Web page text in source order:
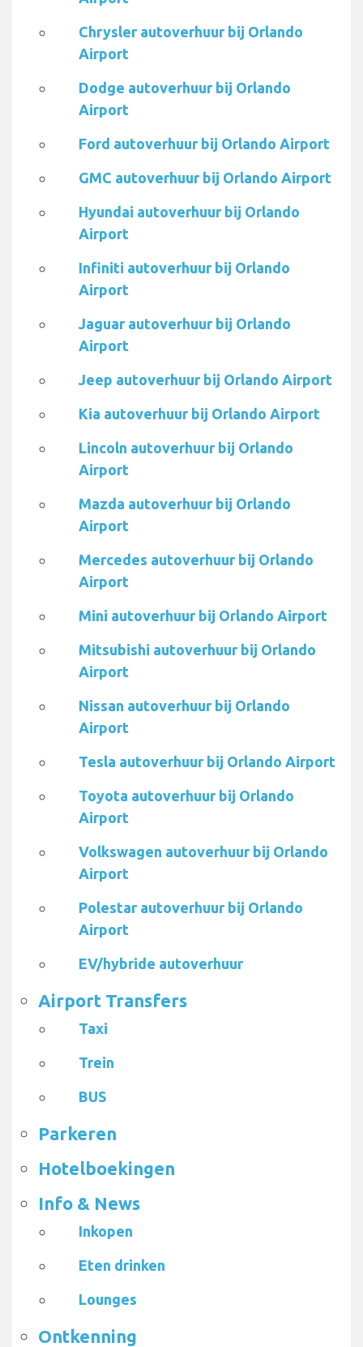
Chrysler autoverhuur bij Orlando
Airport
Dodge autoverhuur bij Orlando
Airport
Ford autoverhuur bij Orlando Airport
GMC autoverhuur bij Orlando Airport
Hyundai autoverhuur bij Orlando
Airport
Infiniti autoverhuur bij Orlando
Airport
Jaguar autoverhuur bij Orlando
Airport
Jeep autoverhuur bij Orlando Airport
Kia autoverhuur bij Orlando Airport
Lincoln autoverhuur bij Orlando
Airport
Mazda autoverhuur bij Orlando
Airport
Mercedes autoverhuur bij Orlando
Airport
Mini autoverhuur bij Orlando Airport
Mitsubishi autoverhuur bij Orlando
Airport
Nissan autoverhuur bij Orlando
Airport
Tesla autoverhuur bij Orlando Airport
Toyota autoverhuur bij Orlando
Airport
Volkswagen autoverhuur bij Orlando
Airport
Polestar autoverhuur bij Orlando
Airport
EV/hybride autoverhuur
Airport Transfers
Taxi
Trein
BUS
Parkeren
Hotelboekingen
Info & News
Inkopen
Eten drinken
Lounges
Ontkenning